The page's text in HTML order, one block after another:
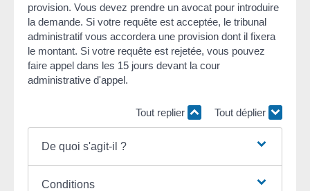
provision. Vous devez prendre un avocat pour introduire
la demande. Si votre requête est acceptée, le tribunal
administratif vous accordera une provision dont il fixera
le montant. Si votre requête est rejetée, vous pouvez
faire appel dans les 15 jours devant la cour
administrative d'appel.
Tout replier Tout déplier
De quoi s'agit-il ?
Conditions